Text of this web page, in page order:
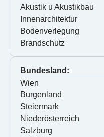
Akustik u Akustikbau
Innenarchitektur
Bodenverlegung
Brandschutz
Bundesland:
Wien
Burgenland
Steiermark
Niederösterreich
Salzburg